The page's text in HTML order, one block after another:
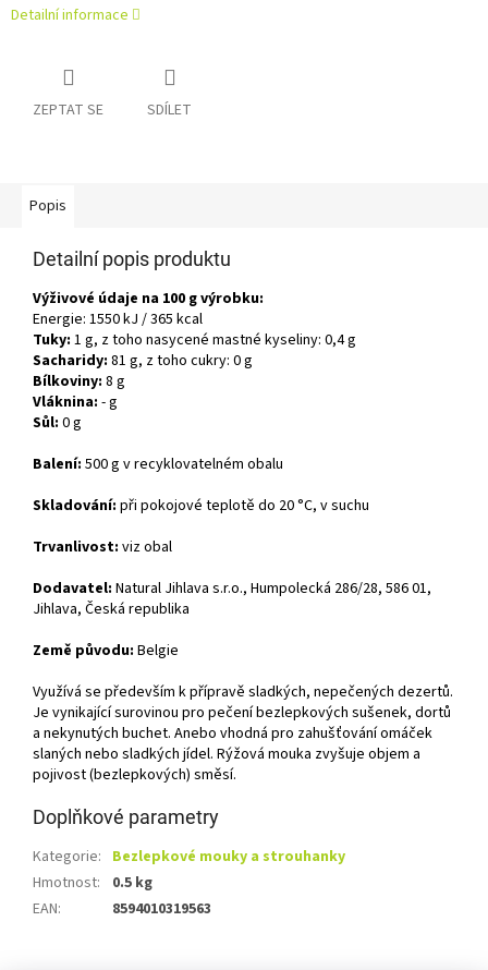
Detailní informace
ZEPTAT SE SDÍLET
Popis
Detailní popis produktu
Výživové údaje na 100 g výrobku:
Energie: 1550 kJ / 365 kcal
Tuky: 1 g, z toho nasycené mastné kyseliny: 0,4 g
Sacharidy: 81 g, z toho cukry: 0 g
Bílkoviny: 8 g
Vláknina: - g
Sůl: 0 g
Balení: 500 g v recyklovatelném obalu
Skladování: při pokojové teplotě do 20 °C, v suchu
Trvanlivost: viz obal
Dodavatel: Natural Jihlava s.r.o., Humpolecká 286/28, 586 01,
Jihlava, Česká republika
Země původu: Belgie
Využívá se především k přípravě sladkých, nepečených dezertů.
Je vynikající surovinou pro pečení bezlepkových sušenek, dortů
a nekynutých buchet. Anebo vhodná pro zahušťování omáček
slaných nebo sladkých jídel. Rýžová mouka zvyšuje objem a
pojivost (bezlepkových) směsí.
Doplňkové parametry
Kategorie: Bezlepkové mouky a strouhanky
Hmotnost:
0.5 kg
EAN: 8594010319563